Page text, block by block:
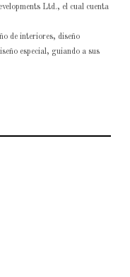
Ltd., el cual cuenta
de interiores, diseño
especial, guiando a sus